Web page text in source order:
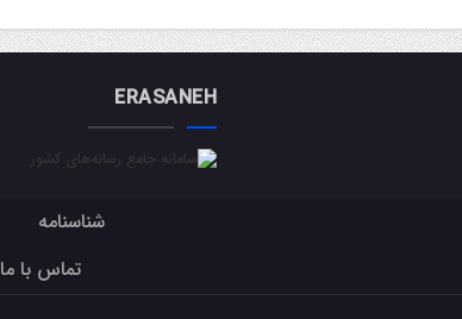
ERASANEH
شناسنامه
تماس با ما